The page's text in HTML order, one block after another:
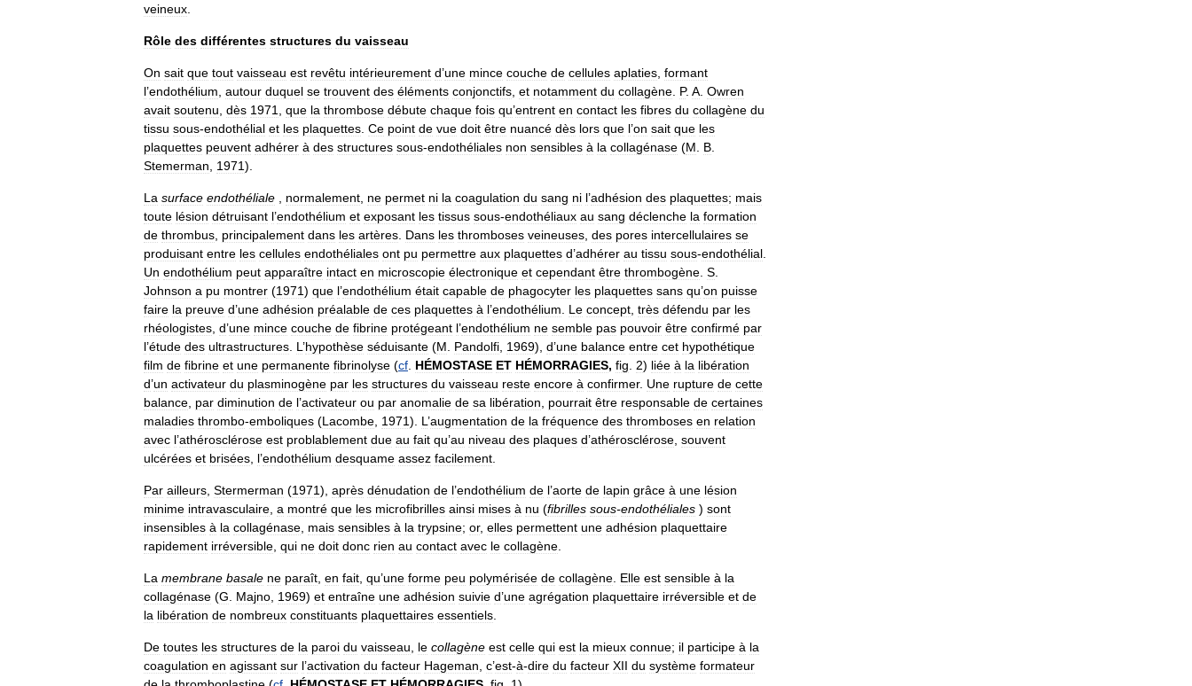
veineux
Rôle des différentes structures du vaisseau
On sait que tout vaisseau est revêtu intérieurement d’une mince couche de cellules aplaties formant
l’endothélium autour duquel se trouvent des éléments conjonctifs et notamment du collagène P. A Owren
avait soutenu dès 1971 que la thrombose débute chaque fois qu’entrent en contact les fibres du collagène du
tissu sous-endothélial et les plaquettes Ce point de vue doit être nuancé dès lors que l’on sait que les
plaquettes peuvent adhérer à des structures sous-endothéliales non sensibles à la collagénase (M B
Stemerman
1971).
La surface endothéliale normalement ne permet ni la coagulation du sang ni l’adhésion des plaquettes; mais
toute lésion détruisant l’endothélium et exposant les tissus sous-endothéliaux au sang déclenche la formation
de thrombus principalement dans les artères Dans les thromboses veineuses des pores intercellulaires se
produisant entre les cellules endothéliales ont pu permettre aux plaquettes d’adhérer au tissu sous-endothélial
Un endothélium peut apparaître intact en microscopie électronique et cependant être thrombogène S
Johnson a pu montrer (1971) que l’endothélium était capable de phagocyter les plaquettes sans qu’on puisse
faire la preuve d’une adhésion préalable de ces plaquettes à l’endothélium Le concept très défendu par les
rhéologistes d’une mince couche de fibrine protégeant l’endothélium ne semble pas pouvoir être confirmé par
l’étude des ultrastructures L ’hypothèse séduisante (M Pandolfi 1969), d’une balance entre cet hypothétique
film de fibrine et une permanente fibrinolyse (cf HÉMOSTASE ET HÉMORRAGIES, fig 2) liée à la libération
d’un activateur du plasminogène par les structures du vaisseau reste encore à confirmer. Une rupture de cette
balance par diminution de l’activateur ou par anomalie de sa libération pourrait être responsable de certaines
maladies thrombo-emboliques (Lacombe 1971). L ’augmentation de la fréquence des thromboses en relation
avec l’athérosclérose est problablement due au fait qu’au niveau des plaques d’athérosclérose souvent
ulcérées et brisées l’endothélium desquame assez facilement
Par ailleurs Stermerman (1971), après dénudation de l’endothélium de l’aorte de lapin grâce à une lésion
minime intravasculaire a montré que les microfibrilles ainsi mises à nu (fibrilles sous-endothéliales ) sont
insensibles à la collagénase mais sensibles à la trypsine; or, elles permettent une adhésion plaquettaire
rapidement irréversible qui ne doit donc rien au contact avec le collagène
La membrane basale ne paraît en fait qu’une forme peu polymérisée de collagène Elle est sensible à la
collagénase (G Majno 1969) et entraîne une adhésion suivie d’une agrégation plaquettaire irréversible et de
la libération de nombreux constituants plaquettaires essentiels
De toutes les structures de la paroi du vaisseau le collagène est celle qui est la mieux connue; il participe à la
coagulation en agissant sur l’activation du facteur Hageman c’est-à-dire du facteur XII du système formateur